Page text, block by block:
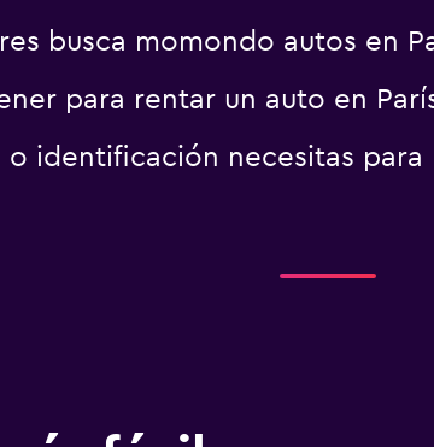
busca momondo autos en
para rentar un auto en
identificación necesitas para